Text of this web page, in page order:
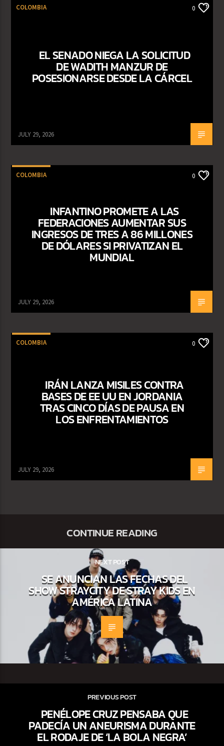
COLOMBIA 0
EL SENADO NIEGA LA SOLICITUD
DE WADITH MANZUR DE
POSESIONARSE DESDE LA CÁRCEL
JULY 29, 2026
COLOMBIA 0
INFANTINO PROMETE A LAS
FEDERACIONES AUMENTAR SUS
INGRESOS DE TRES A 86 MILLONES
DE DÓLARES SI PRIVATIZAN EL
MUNDIAL
JULY 29, 2026
COLOMBIA 0
IRÁN LANZA MISILES CONTRA
BASES DE EE UU EN JORDANIA
TRAS CINCO DÍAS DE PAUSA EN
LOS ENFRENTAMIENTOS
JULY 29, 2026
CONTINUE READING
NEXT POST
SE ANUNCIAN LAS FECHAS DEL
SHOW STRAYCITY DE STRAY KIDS EN
AMÉRICA LATINA
PREVIOUS POST
PENÉLOPE CRUZ PENSABA QUE
PADECÍA UN ANEURISMA DURANTE
EL RODAJE DE ‘LA BOLA NEGRA’